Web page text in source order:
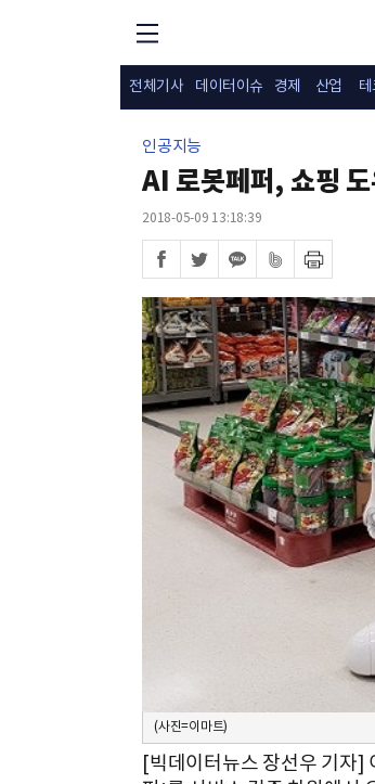
전체기사 데이터이슈 경제 산업
인공지능
AI 로봇페퍼, 쇼핑
2018-05-09 13:18:39
(사진=이마트)
[빅데이터뉴스 장선우 기자]